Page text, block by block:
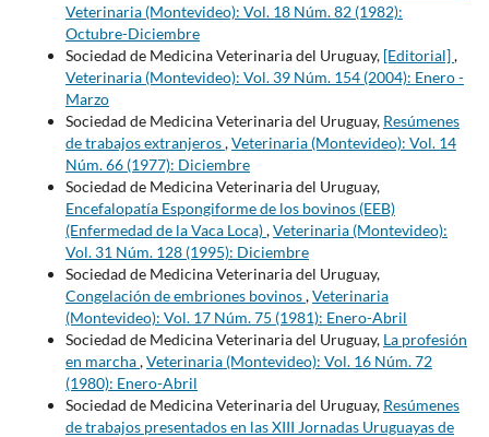
Veterinaria (Montevideo): Vol. 18 Núm. 82 (1982):
Octubre-Diciembre
Sociedad de Medicina Veterinaria del Uruguay, [Editorial],
Veterinaria (Montevideo): Vol. 39 Núm. 154 (2004): Enero -
Marzo
Sociedad de Medicina Veterinaria del Uruguay, Resúmenes
de trabajos extranjeros,Veterinaria (Montevideo): Vol. 14
Núm. 66 (1977): Diciembre
Sociedad de Medicina Veterinaria del Uruguay,
Encefalopatía Espongiforme de los bovinos (EEB)
(Enfermedad de la Vaca Loca),Veterinaria (Montevideo):
Vol. 31 Núm. 128 (1995): Diciembre
Sociedad de Medicina Veterinaria del Uruguay,
Congelación de embriones bovinos,Veterinaria
(Montevideo): Vol. 17 Núm. 75 (1981): Enero-Abril
Sociedad de Medicina Veterinaria del Uruguay, La profesión
en marcha,Veterinaria (Montevideo): Vol. 16 Núm. 72
(1980): Enero-Abril
Sociedad de Medicina Veterinaria del Uruguay, Resúmenes
de trabajos presentados en las XIII Jornadas Uruguayas de